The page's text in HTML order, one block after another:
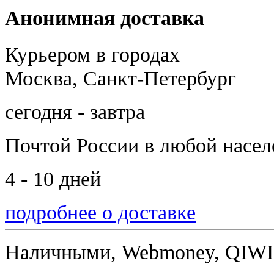
Анонимная доставка
Курьером в городах
Москва, Санкт-Петербург
сегодня - завтра
Почтой России в любой
4 - 10 дней
подробнее о доставке
Наличными, Webmoney,